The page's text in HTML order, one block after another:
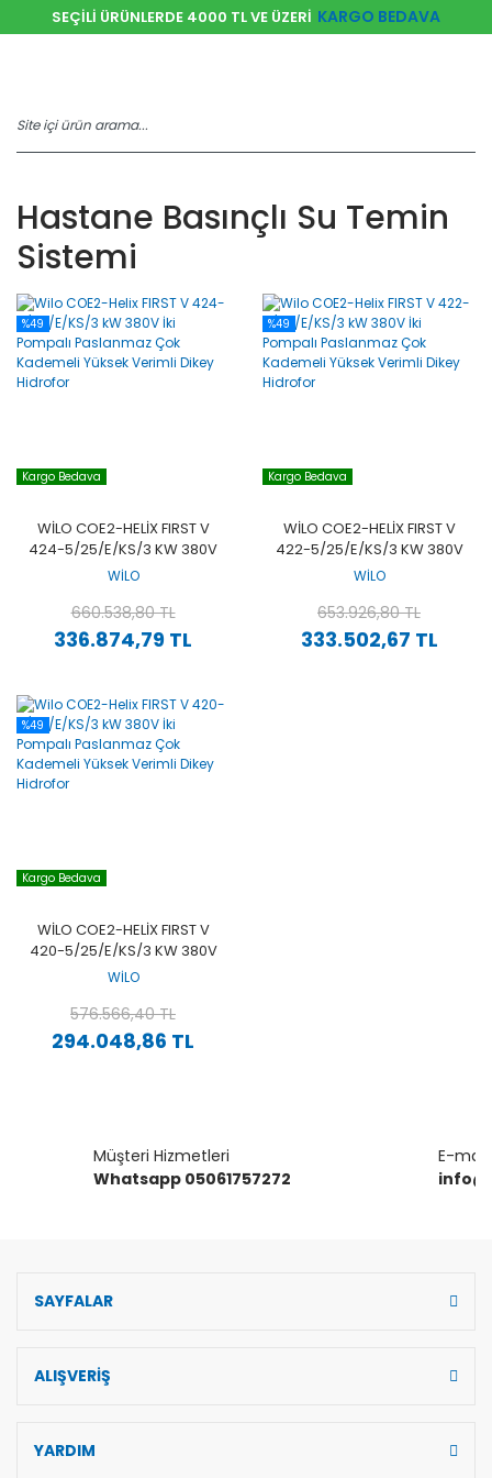
SEÇİLİ ÜRÜNLERDE 4000 TL VE ÜZERİ KARGO BEDAVA
Hastane Basınçlı Su Temin
Sistemi
%49
Kargo Bedava
WILO COE2-HELIX FIRST V
424-5/25/E/KS/3 KW 380V
İKI POMPALI PASLANMAZ
VERIMLI DIKEY HIDROFOR
WİLO
336.874,79 TL
660.538,80 TL
%49
Kargo Bedava
WILO COE2-HELIX FIRST V
422-5/25/E/KS/3 KW 380V
İKI POMPALI PASLANMAZ
VERIMLI DIKEY HIDROFOR
WİLO
333.502,67 TL
653.926,80 TL
%49
Kargo Bedava
WILO COE2-HELIX FIRST V
420-5/25/E/KS/3 KW 380V
İKI POMPALI PASLANMAZ
VERIMLI DIKEY HIDROFOR
WİLO
294.048,86 TL
576.566,40 TL
Müşteri Hizmetleri
Whatsapp 05061757272
E-mail
SAYFALAR
ALIŞVERİŞ
YARDIM